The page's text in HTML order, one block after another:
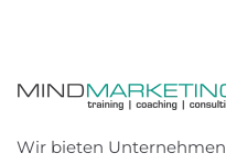
Wir bieten